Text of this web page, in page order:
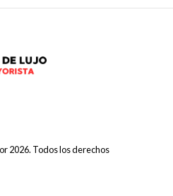
2026. Todos los derechos